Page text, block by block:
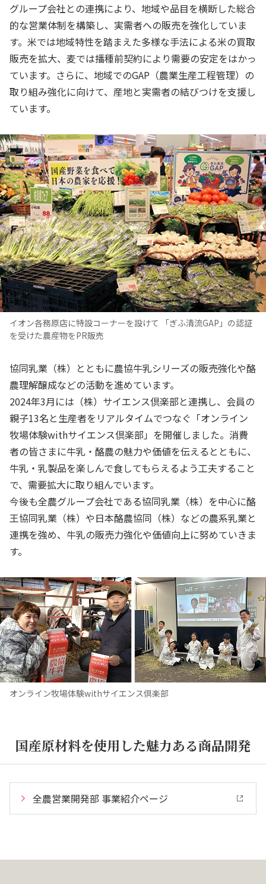
グループ会社との連携により、地域や品目を横断した総合
的な営業体制を構築し、実需者への販売を強化していま
す。米では地域特性を踏まえた多様な手法による米の買取
販売を拡大、麦では播種前契約により需要の安定をはかっ
ています。さらに、地域でのGAP（農業生産工程管理）の
取り組み強化に向けて、産地と実需者の結びつけを支援し
ています。
イオン各務原店に特設コーナーを設けて 「ぎふ清流GAP」の認証
を受けた農産物をPR販売
協同乳業（株）とともに農協牛乳シリーズの販売強化や酪
農理解醸成などの活動を進めています。
2024年3月には（株）サイエンス倶楽部と連携し、会員の
親子13名と生産者をリアルタイムでつなぐ「オンライン
牧場体験withサイエンス倶楽部」を開催しました。消費
者の皆さまに牛乳・酪農の魅力や価値を伝えるとともに、
牛乳・乳製品を楽しんで食してもらえるよう工夫すること
で、需要拡大に取り組んでいます。
今後も全農グループ会社である協同乳業（株）を中心に酪
王協同乳業（株）や日本酪農協同（株）などの農系乳業と
連携を強め、牛乳の販売力強化や価値向上に努めていきま
す。
オンライン牧場体験withサイエンス倶楽部
国産原材料を使用した魅力ある商品開発
全農営業開発部 事業紹介ページ